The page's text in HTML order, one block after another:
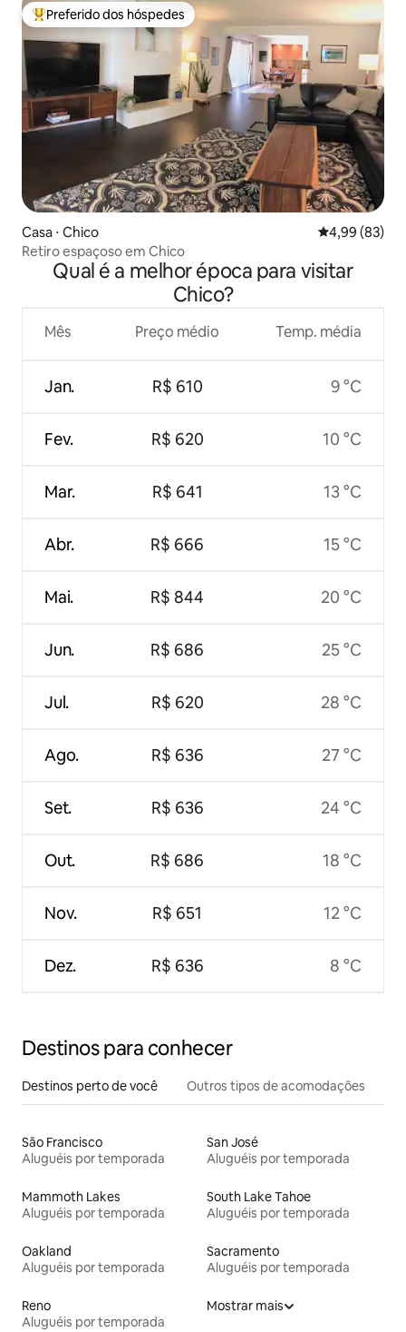
Entre os melhores preferidos dos hóspedes
Preferido dos hóspedes
Casa ⋅ Chico 4,99 de uma
4,99 (83)
Retiro espaçoso em Chico
Qual é a melhor época para visitar
Chico?
Mês
Jan.
Fev.
Mar.
Abr.
Mai.
Jun.
Jul.
Ago.
Set.
Out.
Nov.
Dez.
Preço médio
R$ 610
R$ 620
R$ 641
R$ 666
R$ 844
R$ 686
R$ 620
R$ 636
R$ 636
R$ 686
R$ 651
R$ 636
Temp. média
9 °C
10 °C
13 °C
15 °C
20 °C
25 °C
28 °C
27 °C
24 °C
18 °C
12 °C
8 °C
Destinos para conhecer
Destinos perto de você Outros tipos de acomodações
São Francisco
Aluguéis por temporada
San José
Aluguéis por temporada
Mammoth Lakes
Aluguéis por temporada
South Lake Tahoe
Aluguéis por temporada
Oakland
Aluguéis por temporada
Sacramento
Aluguéis por temporada
Reno
Aluguéis por temporada
Mostrar mais